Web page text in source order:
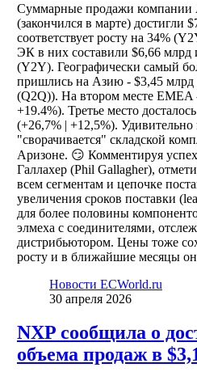
Суммарные продажи компании
(закончился в марте) достигли
соответствует росту на 34%
ЭК в них составили $6,66 млрд
(Y2Y). Географически самый
пришлись на Азию - $3,45 млрд
(Q2Q)). На втором месте EMEA
+19.4%). Третье место
(+26,7% | +12,5%). Удивительно
"сворачивается" складской
Аризоне. 😏 Комментируя
Галлахер (Phil Gallagher),
всем сегментам и цепочке
увеличения сроков поставки
для более половины
элмеха с соединителями,
дистрибьютором. Цены тоже
росту и в ближайшие месяцы
Новости ECWorld.ru
30 апреля 2026
NXP сообщила о
объема продаж в